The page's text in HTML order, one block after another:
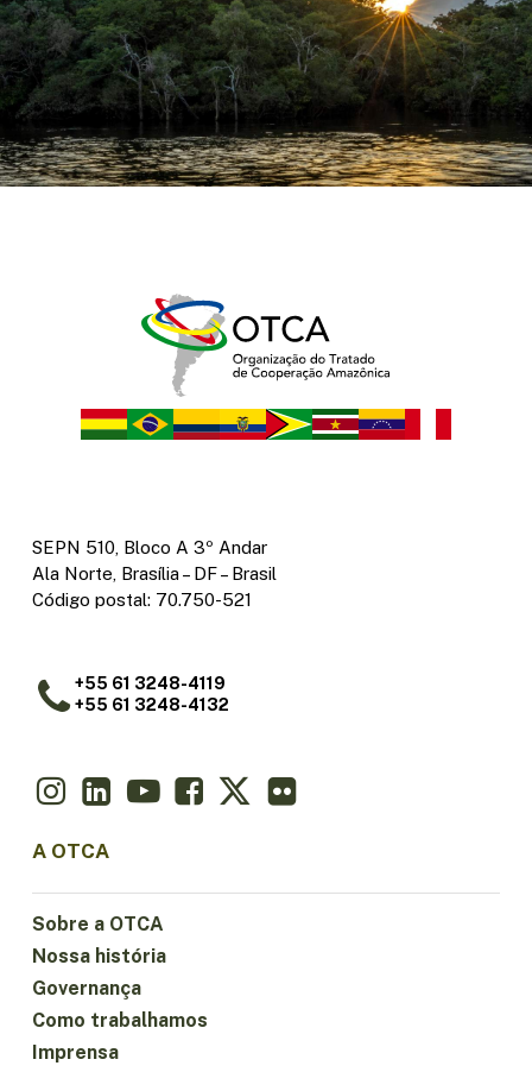
SEPN 510, Bloco A 3º Andar
Ala Norte, Brasília – DF – Brasil
Código postal: 70.750-521
+55 61 3248-4119
+55 61 3248-4132
A OTCA
Sobre a OTCA
Nossa história
Governança
Como trabalhamos
Imprensa